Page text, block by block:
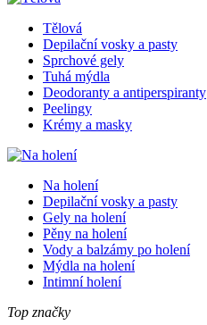
Tělová
Depilační vosky a pasty
Sprchové gely
Tuhá mýdla
Deodoranty a antiperspiranty
Peelingy
Krémy a masky
Na holení
Depilační vosky a pasty
Gely na holení
Pěny na holení
Vody a balzámy po holení
Mýdla na holení
Intimní holení
Top značky